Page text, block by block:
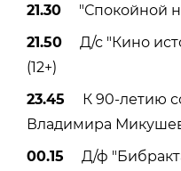
21.30 "Спокойной
21.50 Д/с "Кино
(12+)
23.45 К 90-летию
Владимира
00.15 Д/ф